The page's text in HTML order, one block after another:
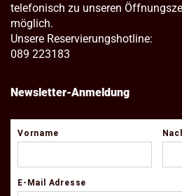
telefonisch zu unseren
möglich.
Unsere Reservierungshotline:
089 223183
Newsletter-Anmeldung